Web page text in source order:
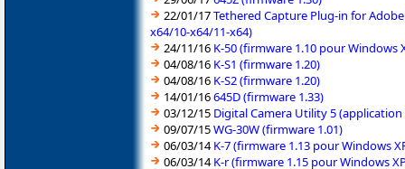
22/01/17Tethered Capture Plug-in for
x64/10-x64/11-x64)
24/11/16 K-50 (firmware 1.10 pour Windows
04/08/16 K-S1 (firmware 1.20)
04/08/16 K-S2 (firmware 1.20)
14/01/16645D (firmware 1.33)
03/12/15 Digital Camera Utility 5
09/07/15WG-30W (firmware 1.01)
06/03/14K-7 (firmware 1.13 pour Windows
06/03/14K-r (firmware 1.15 pour Windows